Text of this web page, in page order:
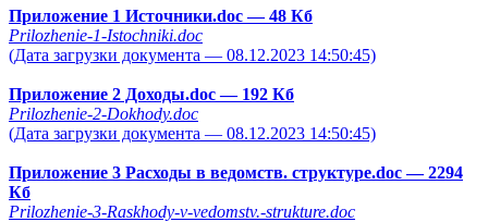
Приложение 1 Источники.doc— 48 Кб
Prilozhenie-1-Istochniki.doc
(Дата загрузки документа — 08.12.2023 14:50:45)
Приложение 2 Доходы.doc— 192 Кб
Prilozhenie-2-Dokhody.doc
(Дата загрузки документа — 08.12.2023 14:50:45)
Приложение 3 Расходы в ведомств. структуре.doc— 2294
Кб
Prilozhenie-3-Raskhody-v-vedomstv.-strukture.doc